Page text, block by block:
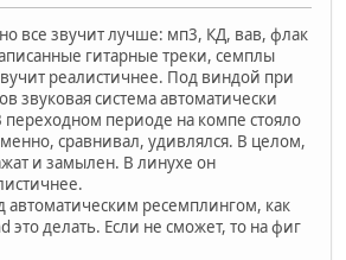
все звучит лучше: мп3, КД, вав, флак
гитарные треки, семплы
реалистичнее. Под виндой при
звуковая система автоматически
переходном периоде на компе стояло
сравнивал, удивлялся. В целом,
и замылен. В линухе он
автоматическим ресемплингом, как
это делать. Если не сможет, то на фиг